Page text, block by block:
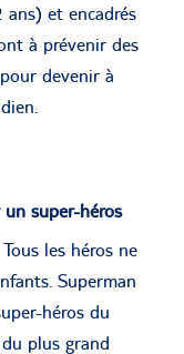
et encadrés
à prévenir des
devenir à
super-héros
les héros ne
Superman
héros du
plus grand